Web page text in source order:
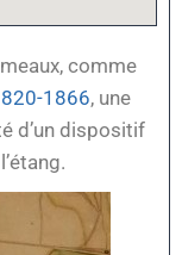
comme
1866, une
d’un dispositif